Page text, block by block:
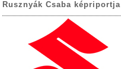
Rusznyák Csaba képriportja